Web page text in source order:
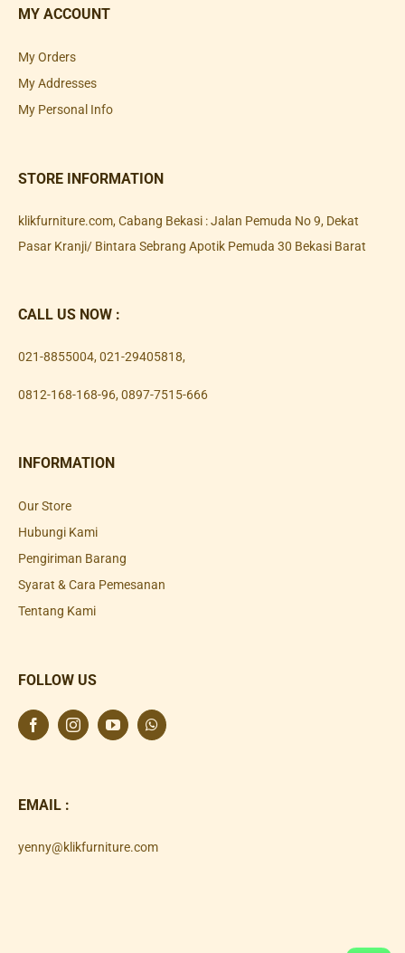
MY ACCOUNT
My Orders
My Addresses
My Personal Info
STORE INFORMATION
klikfurniture.com, Cabang Bekasi : Jalan Pemuda No 9, Dekat
Pasar Kranji/ Bintara Sebrang Apotik Pemuda 30 Bekasi Barat
CALL US NOW :
021-8855004, 021-29405818,
0812-168-168-96, 0897-7515-666
INFORMATION
Our Store
Hubungi Kami
Pengiriman Barang
Syarat & Cara Pemesanan
Tentang Kami
FOLLOW US
EMAIL :
yenny@klikfurniture.com